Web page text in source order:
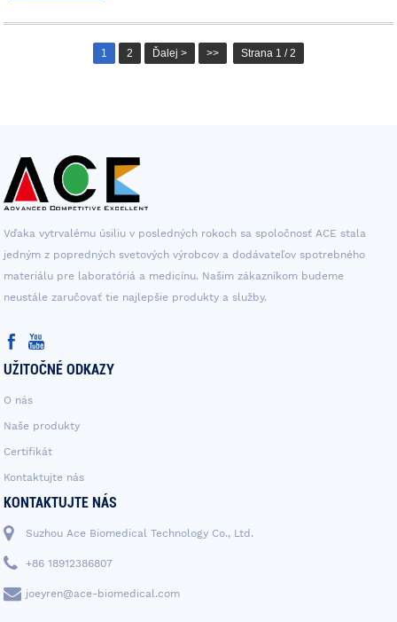
1 2 Ďalej > >> Strana 1 / 2
Vďaka vytrvalému úsiliu v posledných rokoch sa spoločnosť ACE stala
jedným z popredných svetových výrobcov a dodávateľov spotrebného
materiálu pre laboratóriá a medicínu. Našim zákazníkom budeme
neustále zaručovať tie najlepšie produkty a služby.
UŽITOČNÉ ODKAZY
O nás
Naše produkty
Certifikát
Kontaktujte nás
KONTAKTUJTE NÁS
Suzhou Ace Biomedical Technology Co., Ltd.
+86 18912386807
joeyren@ace-biomedical.com